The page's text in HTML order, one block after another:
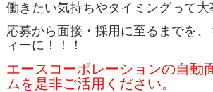
働きたい気持ちやタイミングって大
応募から面接・採用に至るまでを
ィーに！！！
エースコーポレーションの自動
ムを是非ご活用ください。